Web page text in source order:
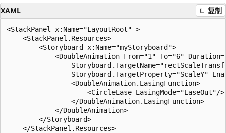
XAML 复制
<StackPanel x:Name="LayoutRoot" >
    <StackPanel.Resources>
        <Storyboard x:Name="myStoryboard">
<DoubleAnimation From="1" To="6"
Storyboard.TargetProperty="ScaleY"
                <DoubleAnimation.EasingFunction>
                    <CircleEase EasingMode="EaseOut"/>
                </DoubleAnimation.EasingFunction>
            </DoubleAnimation>
        </Storyboard>
    </StackPanel.Resources>